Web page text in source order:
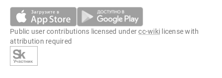
Public user contributions licensed undercc-wiki license with
attribution required